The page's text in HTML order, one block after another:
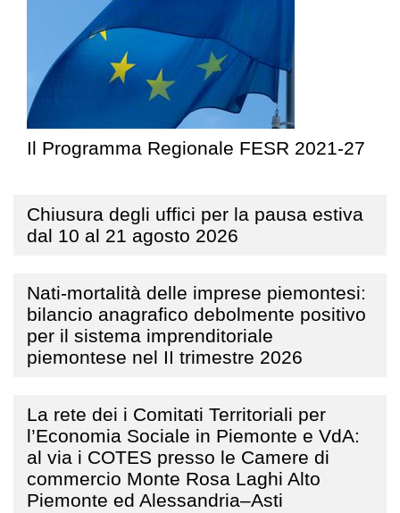
Il Programma Regionale FESR 2021-27
Chiusura degli uffici per la pausa estiva
dal 10 al 21 agosto 2026
Nati-mortalità delle imprese piemontesi:
bilancio anagrafico debolmente positivo
per il sistema imprenditoriale
piemontese nel II trimestre 2026
La rete dei i Comitati Territoriali per
l’Economia Sociale in Piemonte e VdA:
al via i COTES presso le Camere di
commercio Monte Rosa Laghi Alto
Piemonte ed Alessandria–Asti